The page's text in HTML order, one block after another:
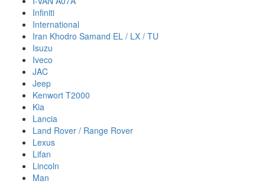
Infiniti
International
Iran Khodro Samand EL / LX / TU
Isuzu
Iveco
JAC
Jeep
Kenwort T2000
Kia
Lancia
Land Rover / Range Rover
Lexus
Lifan
Lincoln
Man